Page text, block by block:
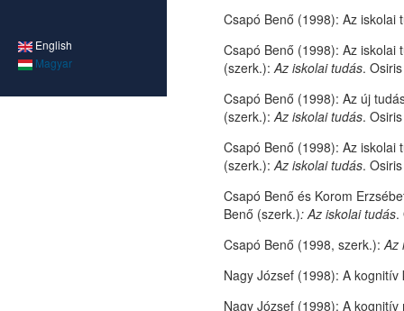
English
Magyar
Csapó Benő (1998): Az iskolai
Csapó Benő (1998): Az iskolai
(szerk.):Az iskolai tudás.
Csapó Benő (1998): Az új
(szerk.):Az iskolai tudás.
Csapó Benő (1998): Az iskolai
(szerk.):Az iskolai tudás.
Csapó Benő és Korom
Benő (szerk.): Az iskolai tudás.
Csapó Benő (1998, szerk.):Az
Nagy József (1998): A
Nagy József (1998): A